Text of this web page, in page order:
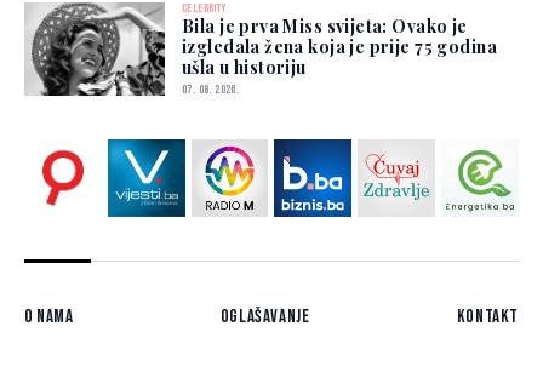
CELEBRITY
Bila je prva Miss svijeta: Ovako je
izgledala žena koja je prije 75 godina
ušla u historiju
07. 08. 2026.
O nama Oglašavanje Kontakt